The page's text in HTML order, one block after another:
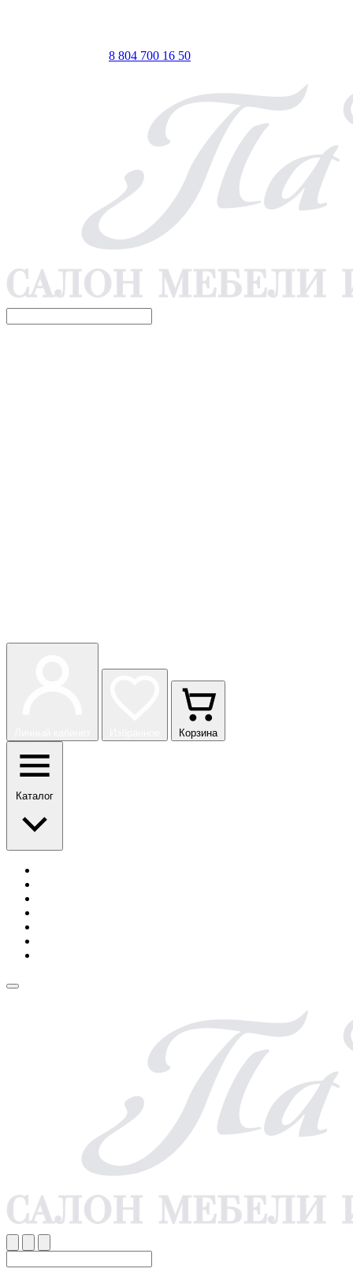
8 804 700 16 50
Корзина
Каталог